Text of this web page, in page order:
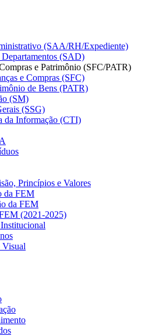
(SAA/RH/Expediente)
(SAD)
e Patrimônio (SFC/PATR)
e Compras (SFC)
de Bens (PATR)
(SM)
(SSG)
da Informação (CTI)
Princípios e Valores
da FEM
da FEM
(2021-2025)
Visual